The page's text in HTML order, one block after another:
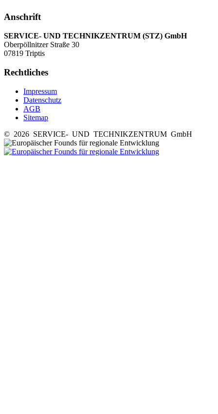
Anschrift
SERVICE- UND TECHNIKZENTRUM (STZ) GmbH
Oberpöllnitzer Straße 30
07819 Triptis
Rechtliches
Impressum
Datenschutz
AGB
Sitemap
© 2026 SERVICE- UND TECHNIKZENTRUM GmbH